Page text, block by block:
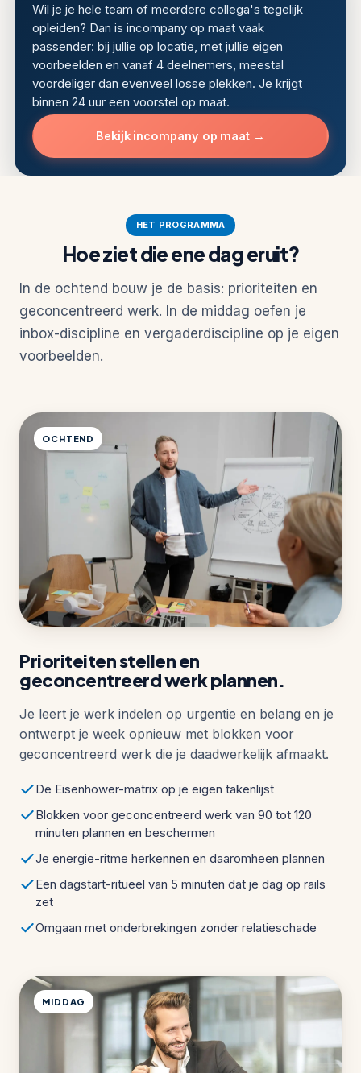
Wil je je hele team of meerdere collega's tegelijk
opleiden? Dan is incompany op maat vaak
passender: bij jullie op locatie, met jullie eigen
voorbeelden en vanaf 4 deelnemers, meestal
voordeliger dan evenveel losse plekken. Je krijgt
binnen 24 uur een voorstel op maat.
Bekijk incompany op maat →
HET PROGRAMMA
Hoe ziet die ene dag eruit?
In de ochtend bouw je de basis: prioriteiten en
geconcentreerd werk. In de middag oefen je
inbox-discipline en vergaderdiscipline op je eigen
voorbeelden.
OCHTEND
Prioriteiten stellen en
geconcentreerd werk plannen.
Je leert je werk indelen op urgentie en belang en je
ontwerpt je week opnieuw met blokken voor
geconcentreerd werk die je daadwerkelijk afmaakt.
De Eisenhower-matrix op je eigen takenlijst
Blokken voor geconcentreerd werk van 90 tot 120
minuten plannen en beschermen
Je energie-ritme herkennen en daaromheen plannen
Een dagstart-ritueel van 5 minuten dat je dag op rails
zet
Omgaan met onderbrekingen zonder relatieschade
MIDDAG